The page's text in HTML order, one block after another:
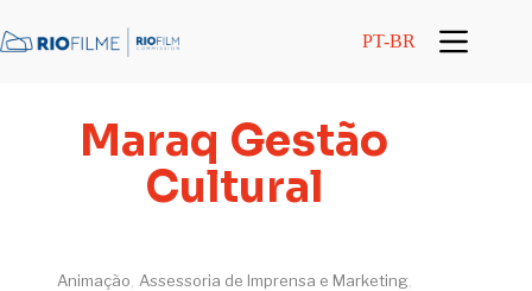
PT-BR
Maraq Gestão
Cultural
Animação Assessoria de Imprensa e Marketing,